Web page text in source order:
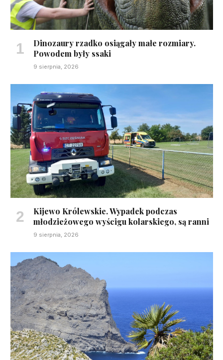
Dinozaury rzadko osiągały małe rozmiary.
Powodem były ssaki
9 sierpnia, 2026
Kijewo Królewskie. Wypadek podczas
młodzieżowego wyścigu kolarskiego, są ranni
9 sierpnia, 2026